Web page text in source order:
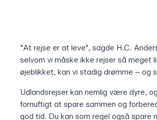
"At rejse er at leve", sagde H.C.
selvom vi måske ikke rejser så meget
øjeblikket, kan vi stadig drømme – og
Udlandsrejser kan nemlig være dyre,
fornuftigt at spare sammen og
god tid. Du kan som regel også spare